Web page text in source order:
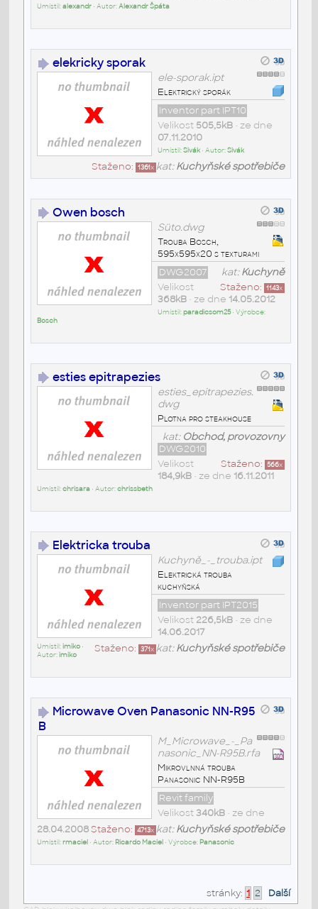
Umístil:alexandr• Autor:Alexandr Špáta
elekricky sporak
ele-sporak.ipt
Elektrický sporák
kat:Kuchyňské spotřebiče
Inventor part IPT10
Staženo: 1361x
Velikost 505,5kB• ze dne
07.11.2010
Umístil:Sivák• Autor:Sivák
Owen bosch
Süto.dwg
Trouba Bosch,
595x595x20 s texturami
kat:Kuchyně
DWG2007
Staženo: 1143x
Velikost
368kB• ze dne 14.05.2012
Umístil:paradicsom25• Výrobce:
Bosch
esties epitrapezies
esties_epitrapezies.
dwg
Plotna pro steakhouse
kat: Obchod, provozovny
DWG2010
Staženo: 566x
Velikost
184,9kB• ze dne 16.11.2011
Umístil:chrisara • Autor:chrissbeth
Elektricka trouba
Kuchyně_-_trouba.ipt
Elektrická trouba
kuchyňská
kat:Kuchyňské spotřebiče
Inventor part IPT2015
Staženo: 371x
Velikost 226,5kB• ze dne
14.06.2017
Umístil:imiko•
Autor:imiko
Microwave Oven Panasonic NN-R95
B
M_Microwave_-_Pa
nasonic_NN-R95B.rfa
Mikrovlnná trouba
Panasonic NN-R95B
kat:Kuchyňské spotřebiče
Revit family
Staženo: 4713x
Velikost340kB• ze dne
28.04.2008
Umístil:rmaciel • Autor: Ricardo Maciel • Výrobce: Panasonic
stránky: 1 2 Další